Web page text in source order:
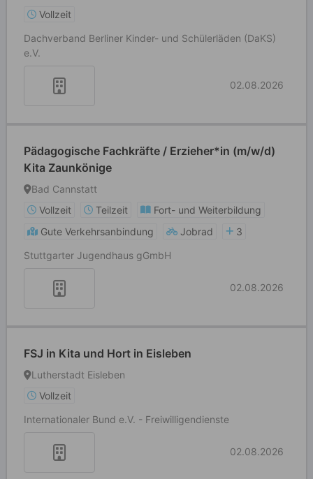
Vollzeit
Dachverband Berliner Kinder- und Schülerläden (DaKS)
e.V.
02.08.2026
Pädagogische Fachkräfte / Erzieher*in (m/w/d)
Kita Zaunkönige
Bad Cannstatt
Vollzeit
Teilzeit
Fort- und Weiterbildung
Gute Verkehrsanbindung
Jobrad
3
Stuttgarter Jugendhaus gGmbH
02.08.2026
FSJ in Kita und Hort in Eisleben
Lutherstadt Eisleben
Vollzeit
Internationaler Bund e.V. - Freiwilligendienste
02.08.2026